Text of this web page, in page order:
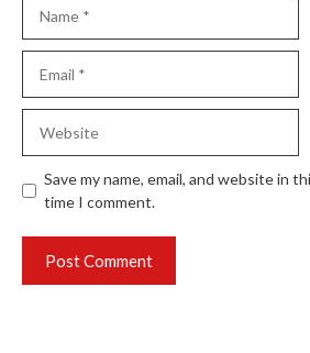
Save my name, email, and website in
time I comment.